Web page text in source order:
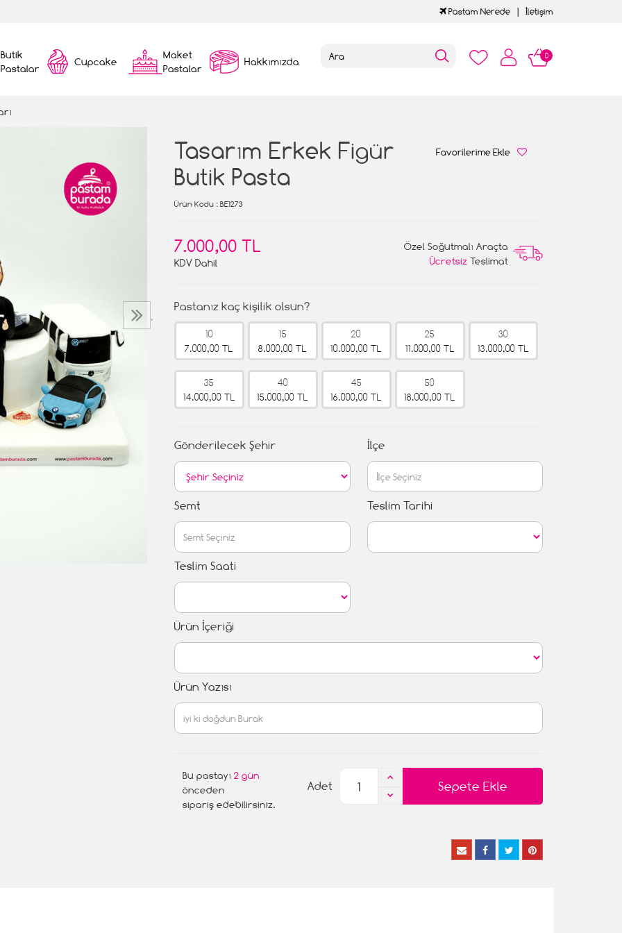
Pastam Nerede İletişim
Butik
Pastalar
Cupcake
Maket
Pastalar
Hakkımızda 0
›
Tasarım Erkek Figür
Butik Pasta
Favorilerime Ekle
Ürün Kodu : BE1273
7.000,00 TL
KDV Dahil
Özel Soğutmalı Araçta
Ücretsiz Teslimat
Pastanız kaç kişilik olsun?
10
7.000,00 TL
15
8.000,00 TL
20
10.000,00 TL
25
11.000,00 TL
30
13.000,00 TL
35
14.000,00 TL
40
15.000,00 TL
45
16.000,00 TL
50
18.000,00 TL
Gönderilecek Şehir İlçe
Semt Teslim Tarihi
Teslim Saati
Ürün İçeriği
Ürün Yazısı
Bu pastayı 2 gün
önceden
sipariş edebilirsiniz.
Sepete Ekle
Adet